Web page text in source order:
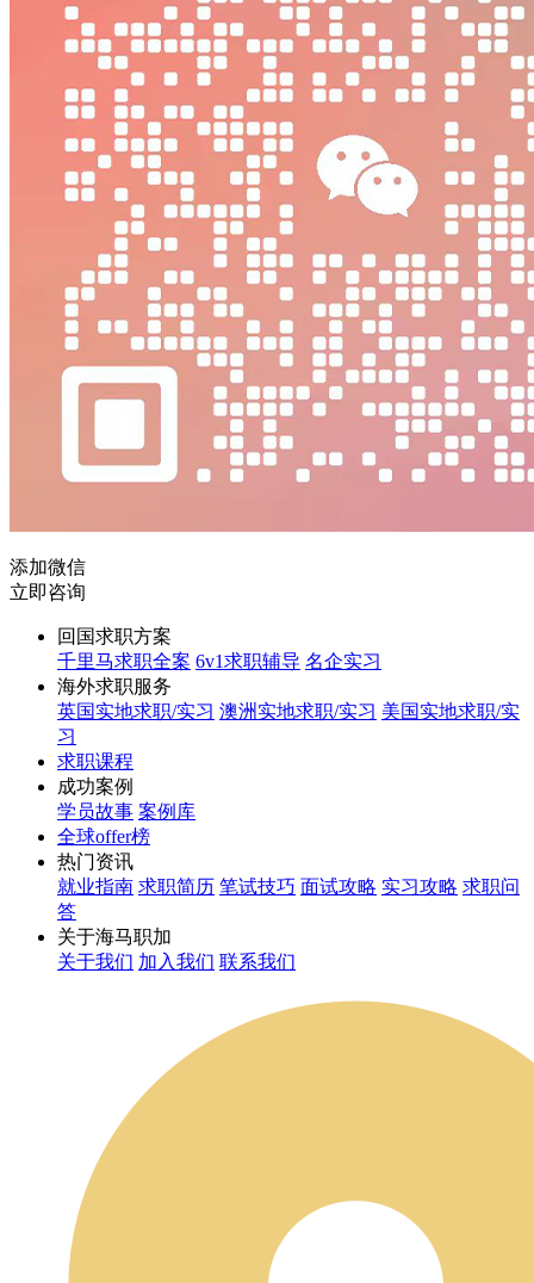
添加微信
立即咨询
回国求职方案
千里马求职全案 6v1求职辅导 名企实习
海外求职服务
英国实地求职/实习 澳洲实地求职/实习 美国实地求职/实
习
求职课程
成功案例
学员故事 案例库
全球offer榜
热门资讯
就业指南 求职简历 笔试技巧 面试攻略 实习攻略 求职问
答
关于海马职加
关于我们 加入我们 联系我们